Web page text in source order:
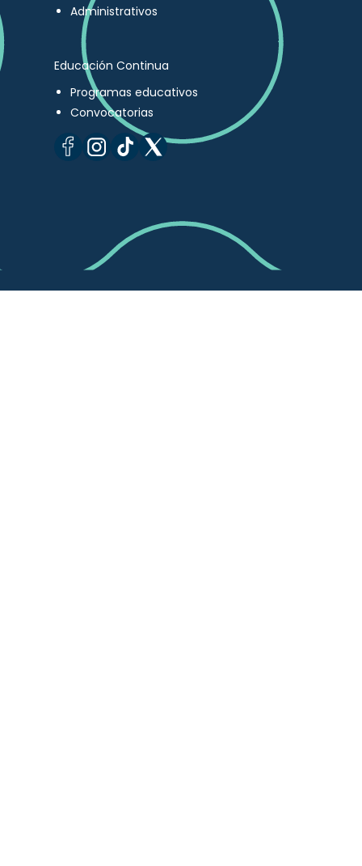
Administrativos
Educación Continua
Programas educativos
Convocatorias